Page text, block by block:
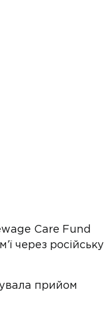
Care Fund
через російську
прийом